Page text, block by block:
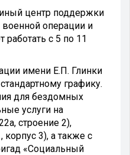
центр поддержки
военной операции и
работать с 5 по 11
имени Е.П. Глинки
графику.
для бездомных
услуги на
строение 2),
3), а также с
«Социальный